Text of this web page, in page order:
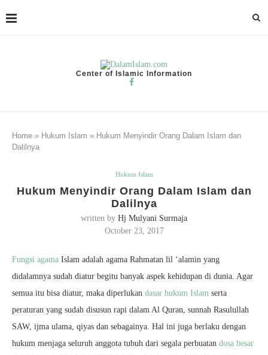
Center of Islamic Information
Home » Hukum Islam » Hukum Menyindir Orang Dalam Islam dan
Dalilnya
Hukum Islam
Hukum Menyindir Orang Dalam Islam dan
Dalilnya
written by Hj Mulyani Surmaja
October 23, 2017
Fungsi agama Islam adalah agama Rahmatan lil ‘alamin yang
didalamnya sudah diatur begitu banyak aspek kehidupan di dunia. Agar
semua itu bisa diatur, maka diperlukan dasar hukum Islam serta
peraturan yang sudah disusun rapi dalam Al Quran, sunnah Rasulullah
SAW, ijma ulama, qiyas dan sebagainya. Hal ini juga berlaku dengan
hukum menjaga seluruh anggota tubuh dari segala perbuatan dosa besar